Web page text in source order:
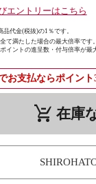
エントリーはこちら
代金(税抜)の1％です。
て満たした場合の最大倍率です。
イントの進呈数・付与倍率が最
お支払ならポイント
remove_shopping_cart 在庫